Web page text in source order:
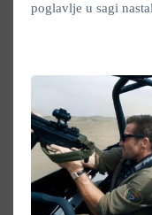
poglavlje u sagi